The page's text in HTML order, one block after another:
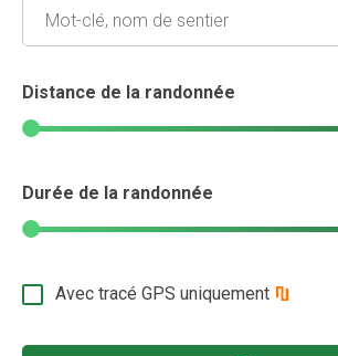
Distance de la randonnée
Durée de la randonnée
Avec tracé GPS uniquement